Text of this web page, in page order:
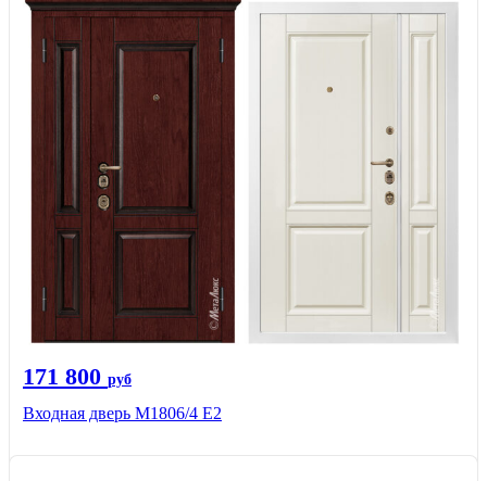
171 800 руб
Входная дверь М1806/4 Е2